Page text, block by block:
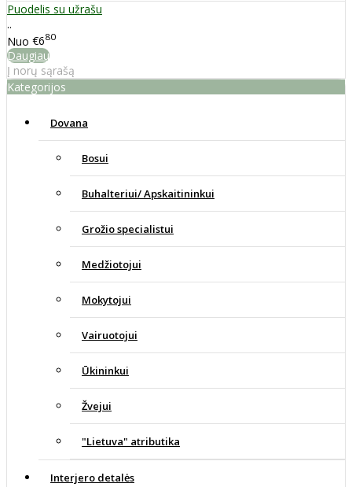
Puodelis su užrašu
..
Nuo €680
Daugiau
Į norų sąrašą
Kategorijos
Dovana
Bosui
Buhalteriui/ Apskaitininkui
Grožio specialistui
Medžiotojui
Mokytojui
Vairuotojui
Ūkininkui
Žvejui
"Lietuva" atributika
Interjero detalės